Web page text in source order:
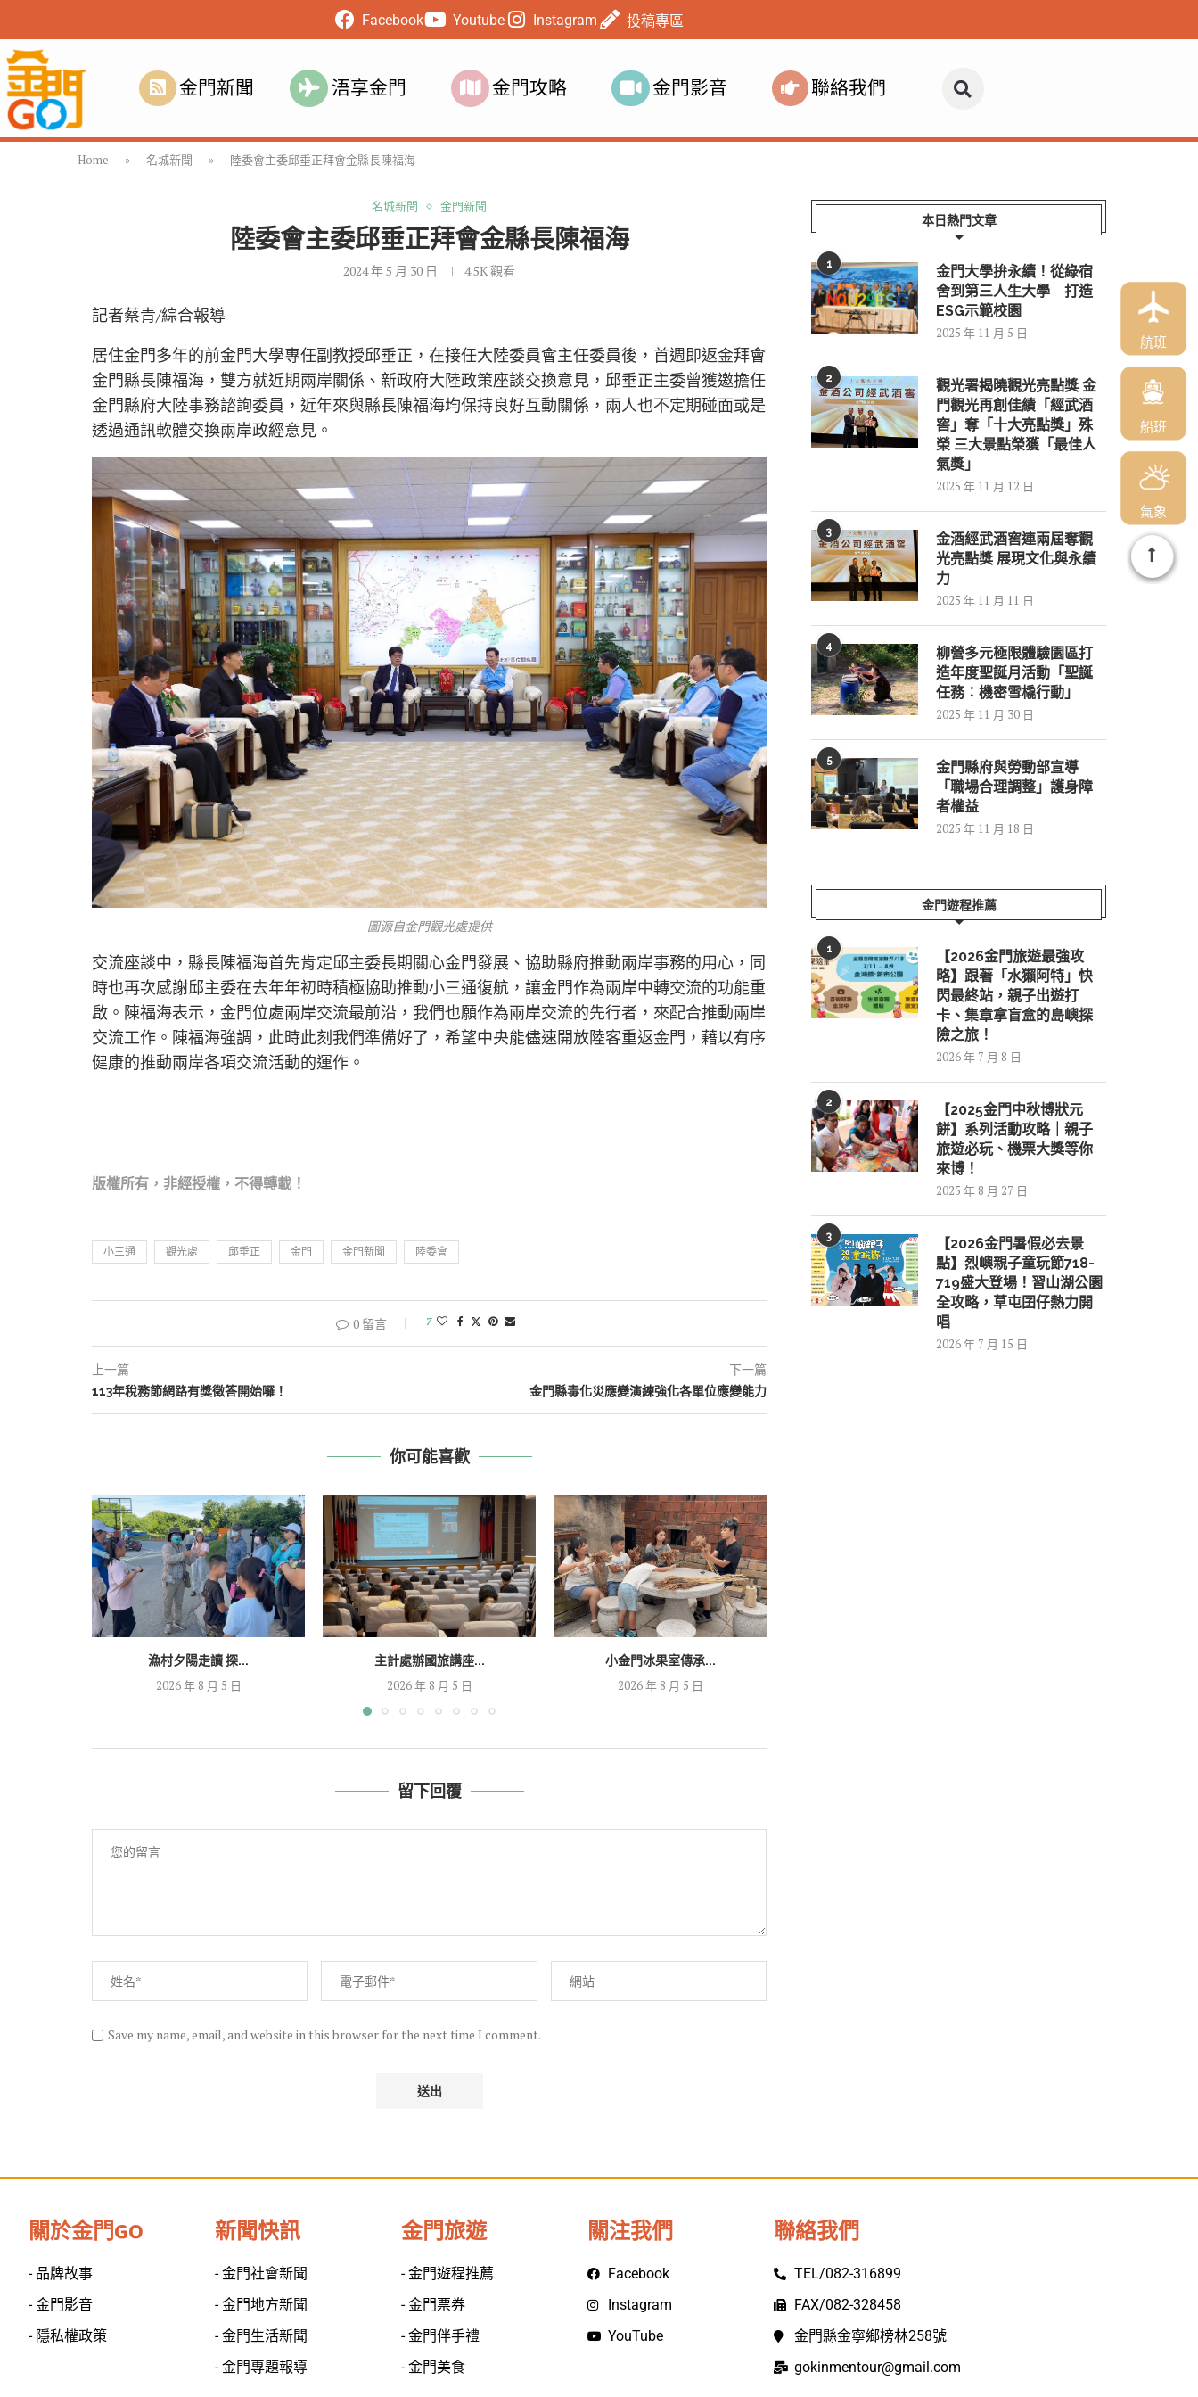
Facebook Youtube Instagram 投稿專區
金門新聞 浯享金門 金門攻略 金門影音 聯絡我們
Home » 名城新聞 » 陸委會主委邱垂正拜會金縣長陳福海
名城新聞 金門新聞
陸委會主委邱垂正拜會金縣長陳福海
2024 年 5 月 30 日 4.5K觀看
記者蔡青/綜合報導
居住金門多年的前金門大學專任副教授邱垂正，在接任大陸委員會主任委員後，首週即返金拜會
金門縣長陳福海，雙方就近期兩岸關係、新政府大陸政策座談交換意見，邱垂正主委曾獲邀擔任
金門縣府大陸事務諮詢委員，近年來與縣長陳福海均保持良好互動關係，兩人也不定期碰面或是
透過通訊軟體交換兩岸政經意見。
圖源自金門觀光處提供
交流座談中，縣長陳福海首先肯定邱主委長期關心金門發展、協助縣府推動兩岸事務的用心，同
時也再次感謝邱主委在去年年初時積極協助推動小三通復航，讓金門作為兩岸中轉交流的功能重
啟。陳福海表示，金門位處兩岸交流最前沿，我們也願作為兩岸交流的先行者，來配合推動兩岸
交流工作。陳福海強調，此時此刻我們準備好了，希望中央能儘速開放陸客重返金門，藉以有序
健康的推動兩岸各項交流活動的運作。
版權所有，非經授權，不得轉載！
小三通 觀光處 邱垂正 金門 金門新聞 陸委會
0 留言 7
上一篇
113年稅務節網路有獎徵答開始囉！
下一篇
金門縣毒化災應變演練強化各單位應變能力
你可能喜歡
漁村夕陽走讀 探...
2026 年 8 月 5 日
主計處辦國旅講座...
2026 年 8 月 5 日
小金門冰果室傳承...
2026 年 8 月 5 日
留下回覆
Save my name, email, and website in this browser for the next time I comment.
本日熱門文章
1
金門大學拚永續！從綠宿
舍到第三人生大學 打造
ESG示範校園
2025 年 11 月 5 日
2
觀光署揭曉觀光亮點獎 金
門觀光再創佳績「經武酒
窖」奪「十大亮點獎」殊
榮 三大景點榮獲「最佳人
氣獎」
2025 年 11 月 12 日
3
金酒經武酒窖連兩屆奪觀
光亮點獎 展現文化與永續
力
2025 年 11 月 11 日
4
柳營多元極限體驗園區打
造年度聖誕月活動「聖誕
任務：機密雪橇行動」
2025 年 11 月 30 日
5
金門縣府與勞動部宣導
「職場合理調整」護身障
者權益
2025 年 11 月 18 日
金門遊程推薦
1
【2026金門旅遊最強攻
略】跟著「水獺阿特」快
閃最終站，親子出遊打
卡、集章拿盲盒的島嶼探
險之旅！
2026 年 7 月 8 日
2
【2025金門中秋博狀元
餅】系列活動攻略｜親子
旅遊必玩、機票大獎等你
來博！
2025 年 8 月 27 日
3
【2026金門暑假必去景
點】烈嶼親子童玩節718-
719盛大登場！習山湖公園
全攻略，草屯囝仔熱力開
唱
2026 年 7 月 15 日
關於金門GO
- 品牌故事
- 金門影音
- 隱私權政策
新聞快訊
- 金門社會新聞
- 金門地方新聞
- 金門生活新聞
- 金門專題報導
金門旅遊
- 金門遊程推薦
- 金門票券
- 金門伴手禮
- 金門美食
關注我們
Facebook
Instagram
YouTube
聯絡我們
TEL/082-316899
FAX/082-328458
金門縣金寧鄉榜林258號
gokinmentour@gmail.com
航班
船班
氣象